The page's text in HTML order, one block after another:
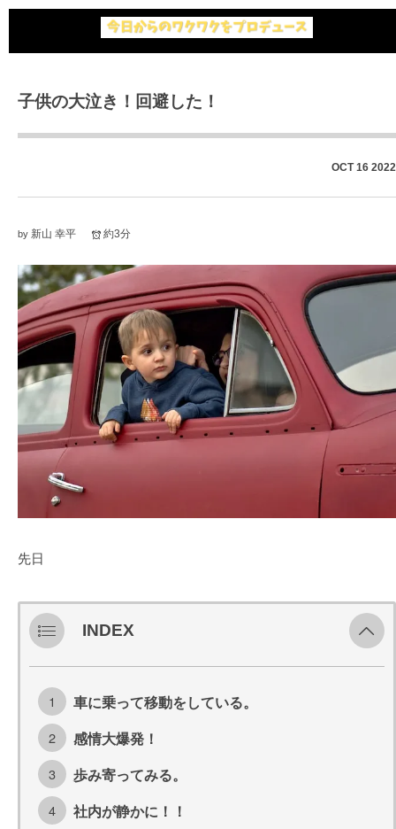
子供の大泣き！回避した！
OCT 16 2022
by 新山 幸平 約3分
先日
INDEX
車に乗って移動をしている。
感情大爆発！
歩み寄ってみる。
社内が静かに！！